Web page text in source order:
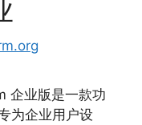
企业版是一款功
为企业用户设